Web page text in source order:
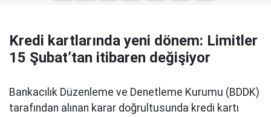
Kredi kartlarında yeni dönem: Limitler
15 Şubat’tan itibaren değişiyor
Bankacılık Düzenleme ve Denetleme Kurumu (BDDK)
tarafından alınan karar doğrultusunda kredi kartı